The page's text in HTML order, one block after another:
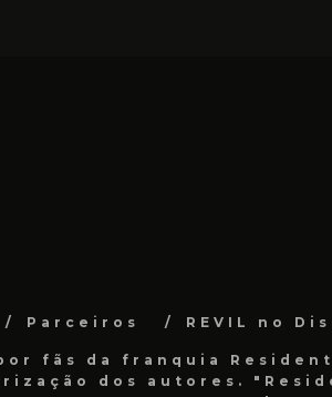
Parceiros REVIL no
fãs da franquia
dos autores.